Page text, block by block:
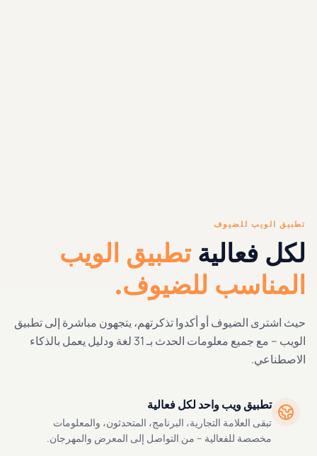
تطبيق الويب للضيوف
لكل فعالية تطبيق الويب
المناسب للضيوف.
حيث اشترى الضيوف أو أكدوا تذكرتهم، يتجهون مباشرة إلى تطبيق
الويب – مع جميع معلومات الحدث بـ 31 لغة ودليل يعمل بالذكاء
الاصطناعي.
تطبيق ويب واحد لكل فعالية
تبقى العلامة التجارية، البرنامج، المتحدثون، والمعلومات
مخصصة للفعالية – من التواصل إلى المعرض والمهرجان.